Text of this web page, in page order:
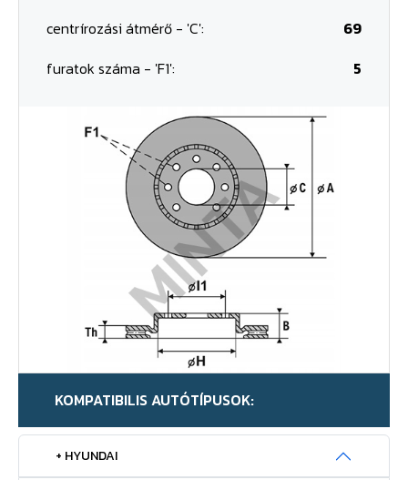
centrírozási átmérő - 'C':
69
furatok száma - 'F1':
5
KOMPATIBILIS AUTÓTÍPUSOK:
+ HYUNDAI